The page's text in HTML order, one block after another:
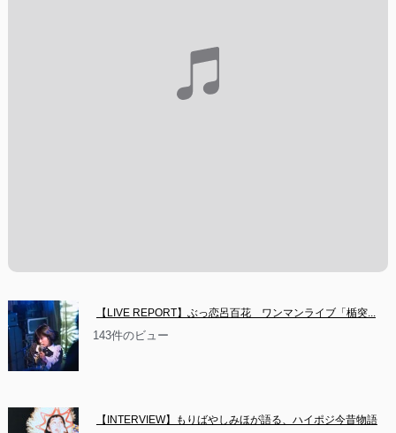
【LIVE REPORT】ぶっ恋呂百花　ワンマンライブ「楯突...
143件のビュー
【INTERVIEW】もりばやしみほが語る、ハイポジ今昔物語